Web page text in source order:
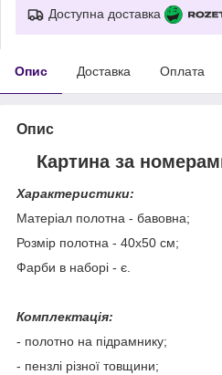
Доступна доставка
Опис Доставка Оплата
Опис
Картина за
Характеристики:
Матеріал полотна - бавовна;
Розмір полотна - 40х50 см;
Фарби в наборі - є.
Комплектація:
- полотно на підрамнику;
- пензлі різної товщини;